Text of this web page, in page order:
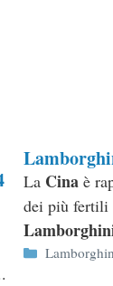
La Cinaè
dei più fertili
Categorie